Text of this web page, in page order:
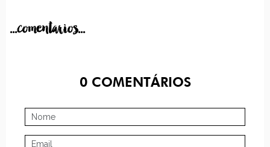
...comentarios...
0COMENTÁRIOS